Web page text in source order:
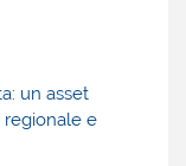
un asset
e